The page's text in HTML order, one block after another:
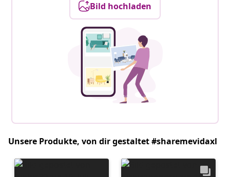
Bild hochladen
Unsere Produkte, von dir gestaltet #sharemevidaxl